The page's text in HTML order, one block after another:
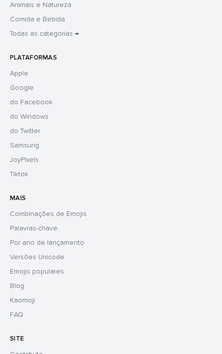
Animais e Natureza
Comida e Bebida
Todas as categorias →
PLATAFORMAS
Apple
Google
do Facebook
do Windows
do Twitter
Samsung
JoyPixels
Tiktok
MAIS
Combinações de Emojis
Palavras-chave
Por ano de lançamento
Versões Unicode
Emojis populares
Blog
Kaomoji
FAQ
SITE